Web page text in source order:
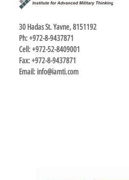
30 Hadas St. Yavne, 8151192
Ph: +972-8-9437871
Cell: +972-52-8409001
Fax: +972-8-9437871
Email: info@iamti.com